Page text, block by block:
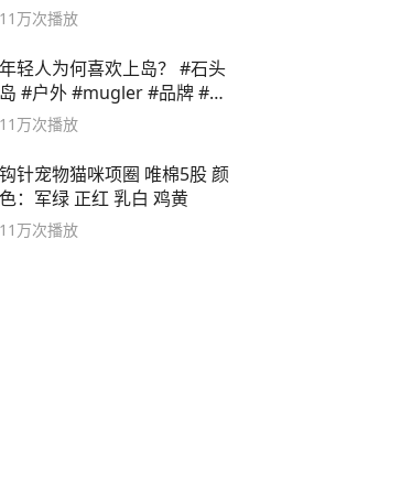
11万次播放
年轻人为何喜欢上岛？ #石头
岛 #户外 #mugler #品牌 #足
球流氓
11万次播放
钩针宠物猫咪项圈 唯棉5股 颜
色：军绿 正红 乳白 鸡黄
11万次播放